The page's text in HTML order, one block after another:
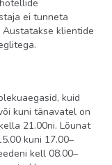
ei tunneta
klientide
kuid
kuni tänavatel on
21.00ni. Lõunat
kuni 17.00–
kell 08.00–